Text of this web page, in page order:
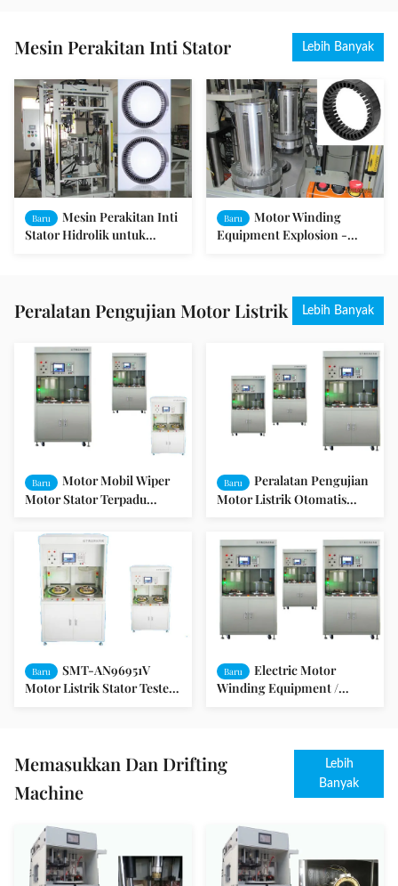
Mesin Perakitan Inti Stator Lebih Banyak
Baru
Mesin Perakitan Inti
Stator Hidrolik untuk
Baru
Motor Winding
Equipment Explosion -
Peralatan Pengujian Motor Listrik Lebih Banyak
Baru
Motor Mobil Wiper
Motor Stator Terpadu
AN96951V
Baru
Peralatan Pengujian
Motor Listrik Otomatis
Baru
SMT-AN96951V
Motor Listrik Stator Tester /
Baru
Electric Motor
Winding Equipment /
Memasukkan Dan Drifting
Machine
Lebih
Banyak